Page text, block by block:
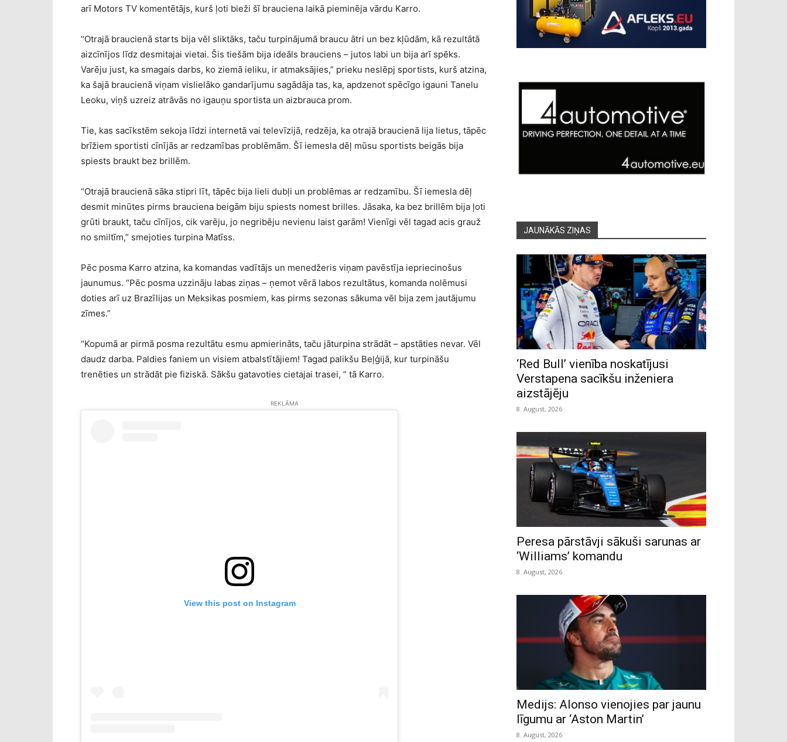
arī Motors TV komentētājs, kurš ļoti bieži šī brauciena laikā pieminēja vārdu Karro.
“Otrajā braucienā starts bija vēl sliktāks, taču turpinājumā braucu ātri un bez kļūdām, kā rezultātā
aizcīnījos līdz desmitajai vietai. Šis tiešām bija ideāls brauciens – jutos labi un bija arī spēks.
Varēju just, ka smagais darbs, ko ziemā ieliku, ir atmaksājies,” prieku neslēpj sportists, kurš atzina,
ka šajā braucienā viņam vislielāko gandarījumu sagādāja tas, ka, apdzenot spēcīgo igauni Tanelu
Leoku, viņš uzreiz atrāvās no igauņu sportista un aizbrauca prom.
Tie, kas sacīkstēm sekoja līdzi internetā vai televīzijā, redzēja, ka otrajā braucienā lija lietus, tāpēc
brīžiem sportisti cīnījās ar redzamības problēmām. Šī iemesla dēļ mūsu sportists beigās bija
spiests braukt bez brillēm.
“Otrajā braucienā sāka stipri līt, tāpēc bija lieli dubļi un problēmas ar redzamību. Šī iemesla dēļ
desmit minūtes pirms brauciena beigām biju spiests nomest brilles. Jāsaka, ka bez brillēm bija ļoti
grūti braukt, taču cīnījos, cik varēju, jo negribēju nevienu laist garām! Vienīgi vēl tagad acis grauž
no smiltīm,” smejoties turpina Matīss.
Pēc posma Karro atzina, ka komandas vadītājs un menedžeris viņam pavēstīja iepriecinošus
jaunumus. “Pēc posma uzzināju labas ziņas – ņemot vērā labos rezultātus, komanda nolēmusi
doties arī uz Brazīlijas un Meksikas posmiem, kas pirms sezonas sākuma vēl bija zem jautājumu
zīmes.”
“Kopumā ar pirmā posma rezultātu esmu apmierināts, taču jāturpina strādāt – apstāties nevar. Vēl
daudz darba. Paldies faniem un visiem atbalstītājiem! Tagad palikšu Beļģijā, kur turpināšu
trenēties un strādāt pie fiziskā. Sākšu gatavoties cietajai trasei, ” tā Karro.
REKLĀMA
View this post on Instagram
JAUNĀKĀS ZIŅAS
‘Red Bull’ vienība noskatījusi
Verstapena sacīkšu inženiera
aizstājēju
8. August, 2026
Peresa pārstāvji sākuši sarunas ar
‘Williams’ komandu
8. August, 2026
Medijs: Alonso vienojies par jaunu
līgumu ar ‘Aston Martin’
8. August, 2026